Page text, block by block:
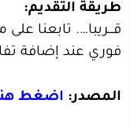
طريقة التقديم:
قـــريبا…. تابعنا على
فوري عند إضافة
المصدر: اضغط